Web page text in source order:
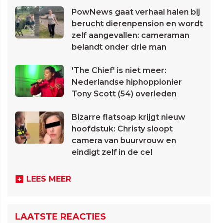
PowNews gaat verhaal halen bij
berucht dierenpension en wordt
zelf aangevallen: cameraman
belandt onder drie man
'The Chief' is niet meer:
Nederlandse hiphoppionier
Tony Scott (54) overleden
Bizarre flatsoap krijgt nieuw
hoofdstuk: Christy sloopt
camera van buurvrouw en
eindigt zelf in de cel
LEES MEER
LAATSTE REACTIES